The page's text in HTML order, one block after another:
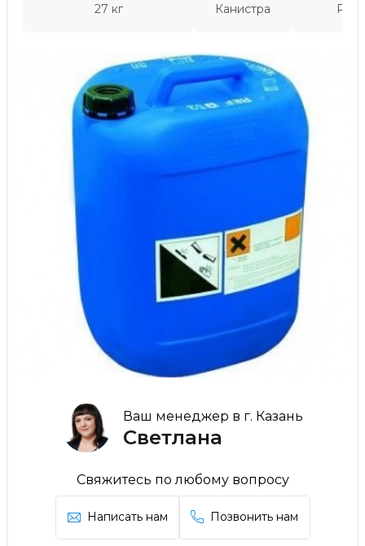
Ваш менеджер в г. Казань
Светлана
Свяжитесь по любому вопросу
Написать нам Позвонить нам
27 кг
Канистра